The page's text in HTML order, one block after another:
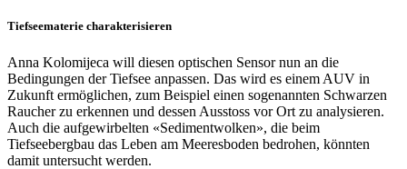
Tiefseematerie charakterisieren
Anna Kolomijeca will diesen optischen Sensor nun an die
Bedingungen der Tiefsee anpassen. Das wird es einem AUV in
Zukunft ermöglichen, zum Beispiel einen sogenannten Schwarzen
Raucher zu erkennen und dessen Ausstoss vor Ort zu analysieren.
Auch die aufgewirbelten «Sedimentwolken», die beim
Tiefseebergbau das Leben am Meeresboden bedrohen, könnten
damit untersucht werden.